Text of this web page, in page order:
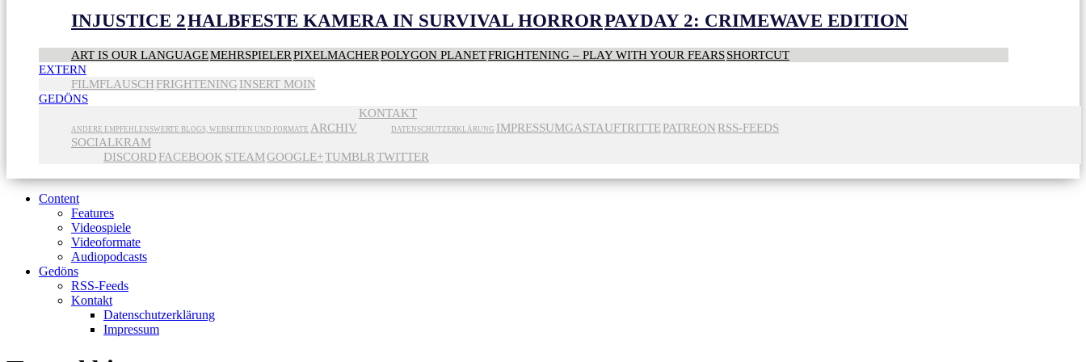
INJUSTICE 2HALBFESTE KAMERA IN SURVIVAL HORRORPAYDAY 2: CRIMEWAVE EDITION
ART IS OUR LANGUAGEMEHRSPIELERPIXELMACHERPOLYGON PLANETFRIGHTENING – PLAY WITH YOUR FEARSSHORTCUT
EXTERN
FILMFLAUSCH FRIGHTENING INSERT MOIN
GEDÖNS
ANDERE EMPFEHLENSWERTE BLOGS, WEBSEITEN UND FORMATE ARCHIV
KONTAKT
DATENSCHUTZERKLÄRUNG IMPRESSUMGASTAUFTRITTEPATREON RSS-FEEDS
SOCIALKRAM
DISCORD FACEBOOK STEAMGOOGLE+TUMBLRTWITTER
Content
Features
Videospiele
Videoformate
Audiopodcasts
Gedöns
RSS-Feeds
Kontakt
Datenschutzerklärung
Impressum